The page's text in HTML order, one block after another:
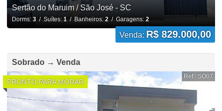
Sertão do Maruim / São José - SC
Dorms: 3/ Suítes: 1/ Banheiros: 2/ Garagens: 2
Venda: R$ 829.000,00
Sobrado → Venda
PRONTO PARA MORAR
Ref.: SO07